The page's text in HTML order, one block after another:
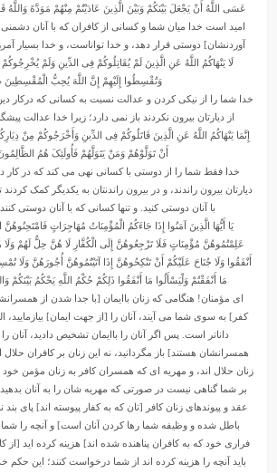
عَسَى اللَّهُ أَنْ یَجْعَلَ بَیْنَکُمْ وَبَیْنَ الَّذِینَ عَادَیْتُمْ مِنْهُمْ مَوَدَّهً وَاللَّهُ
امید است خدا میان شما و کسانی از کافران که با آنان
آوردنشان] دوستی قرار دهد، و خدا تواناست، و خدا بسیار
لَا یَنْهَاکُمُ اللَّهُ عَنِ الَّذِینَ لَمْ یُقَاتِلُوکُمْ فِی الدِّینِ وَلَمْ
وَتُقْسِطُوا إِلَیْهِمْ إِنَّ اللَّهَ یُحِبُّ الْمُقْسِطِینَ
خدا شما را از نیکی کردن و عدالت نسبت به کسانی که درکار
از دیارتان بیرون نکردند باز نمی دارد؛ زیرا خدا عدالت
إِنَّمَا یَنْهَاکُمُ اللَّهُ عَنِ الَّذِینَ قَاتَلُوکُمْ فِی الدِّینِ وَأَخْرَجُوکُمْ مِنْ
أَنْ تَوَلَّوْهُمْ وَمَنْ یَتَوَلَّهُمْ فَأُولَئِکَ هُمُ
خدا فقط شما را از دوستی با کسانی نهی می کند که در کار
دیارتان بیرون راندند، و در بیرون راندنتان به یکدیگر کمک
با آنان دوستی کنید. و تنها کسانی که با آنان دوستی
یَا أَیُّهَا الَّذِینَ آمَنُوا إِذَا جَاءَکُمُ الْمُؤْمِنَاتُ مُهَاجِرَاتٍ فَامْتَحِنُوهُنَّ
عَلِمْتُمُوهُنَّ مُؤْمِنَاتٍ فَلَا تَرْجِعُوهُنَّ إِلَى الْکُفَّارِ لَا هُنَّ حِلٌّ لَهُمْ
أَنْفَقُوا وَلَا جُنَاحَ عَلَیْکُمْ أَنْ تَنْکِحُوهُنَّ إِذَا آتَیْتُمُوهُنَّ أُجُورَهُنَّ وَلَا
مَا أَنْفَقْتُمْ وَلْیَسْأَلُوا مَا أَنْفَقُوا ذَلِکُمْ حُکْمُ اللَّهِ یَحْکُمُ بَیْنَکُمْ
ای مؤمنان! هنگامی که زنان باایمان [با جدا شدن از
کفر] به سوی شما می آیند، آنان را [از جهت ایمان] بیازمایید،
داناتر است. پس اگر آنان را باایمان تشخیص دادید، آنان
همسرانشان هستند] باز مگردانید، نه این زنان بر کافران حلال
زنان حلال اند، و مهریه ای که همسران کافر به زنان مؤمن خود
بر شما گناهی نیست در صورتی که مهریه شان را به آنان بدهید،
عقد و پیوندهای زنان کافر [تان که به کفار پیوسته اند] پای بند
باطل شده و وظیفه شما رها کردن آنان است] و آنچه را
فراری خود که به کافران پناهنده شده اند] هزینه کرده اید [از
باید آنچه را هزینه کرده اند از شما درخواست کنند؛ این